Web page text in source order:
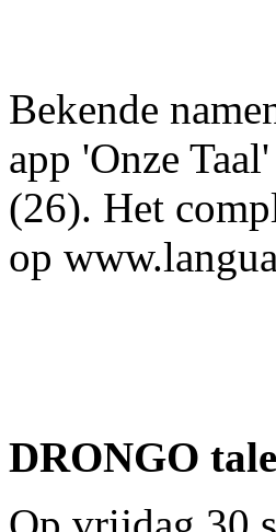
Bekende
app 'Onze
(26). Het
op
DRONGO